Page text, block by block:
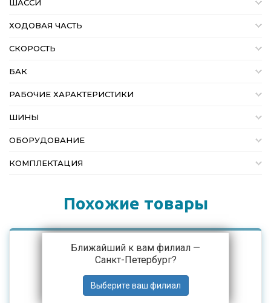
Ближайший к вам филиал —
Санкт-Петербург?
ШАССИ
ХОДОВАЯ ЧАСТЬ
СКОРОСТЬ
БАК
РАБОЧИЕ ХАРАКТЕРИСТИКИ
ШИНЫ
ОБОРУДОВАНИЕ
КОМПЛЕКТАЦИЯ
Похожие товары